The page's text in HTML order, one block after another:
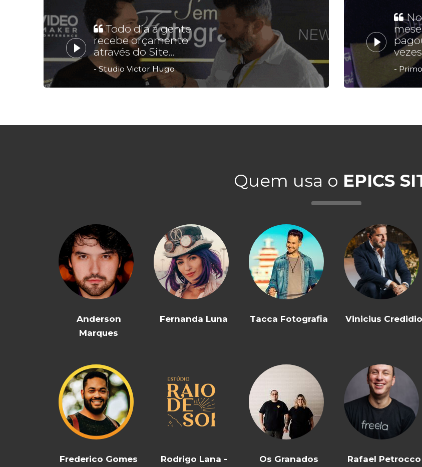
Todo dia a gente
recebe orçamento
através do Site...
- Studio Victor Hugo -
Quem usa o EPICS
Anderson
Marques
Fernanda Luna Tacca Fotografia Vinicius Credidio
Frederico Gomes
Rodrigo Lana -
Os Granados Rafael Petrocco